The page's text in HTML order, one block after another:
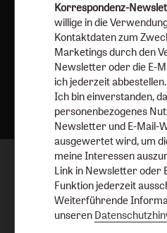
Nach
Korrespondenz-
willige in die
Kontaktdaten zum
Marketings durch den
Newsletter oder die E-
ich jederzeit abbestellen.
Ich bin einverstanden,
personenbezogenes
Newsletter und E-Mail-
ausgewertet wird, um
meine Interessen
Link in Newsletter oder
Funktion jederzeit
Weiterführende
unseren